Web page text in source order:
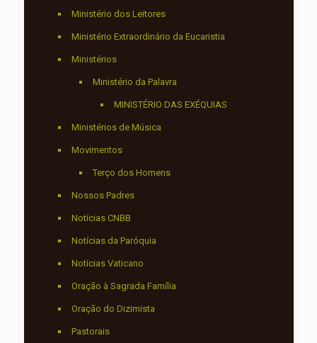
Ministério dos Leitores
Ministério Extraordinário da Eucaristia
Ministérios
Ministério da Palavra
MINISTÉRIO DAS EXÉQUIAS
Ministérios de Música
Movimentos
Terço dos Homens
Nossos Padres
Notícias CNBB
Notícias da Paróquia
Notícias Vaticano
Oração à Sagrada Família
Oração do Dizimista
Pastorais